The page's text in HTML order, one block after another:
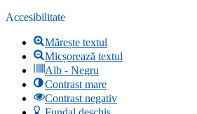
Accesibilitate
Mărește textul
Micșorează textul
Alb - Negru
Contrast mare
Contrast negativ